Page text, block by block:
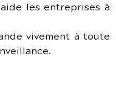
les entreprises à
vivement à toute